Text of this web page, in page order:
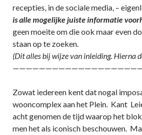
recepties, in de sociale media, –
is alle mogelijke juiste informatie
geen moeite om die ook maar even
staan op te zoeken.
(Dit alles bij wijze van inleiding. Hierna
Zowat iedereen kent dat nogal
wooncomplex aan het Plein. Kant
acht genomen de tijd waarop het
men het als iconisch beschouwen.